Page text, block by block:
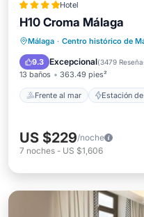
Hotel
H10 Croma Málaga
Málaga · Centro histórico de
9.3 Excepcional(3479
13 baños 363.49 pies²
Frente al mar Estación
Frente al mar
Estación de carga
Aparcamiento
US $229/noche
7 noches - US $1,606